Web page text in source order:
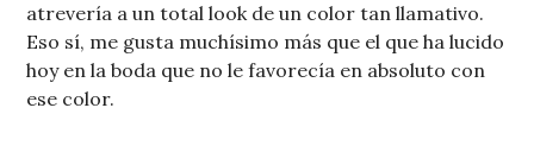
atrevería a un total look de un color tan llamativo.
Eso sí, me gusta muchísimo más que el que ha lucido
hoy en la boda que no le favorecía en absoluto con
ese color.